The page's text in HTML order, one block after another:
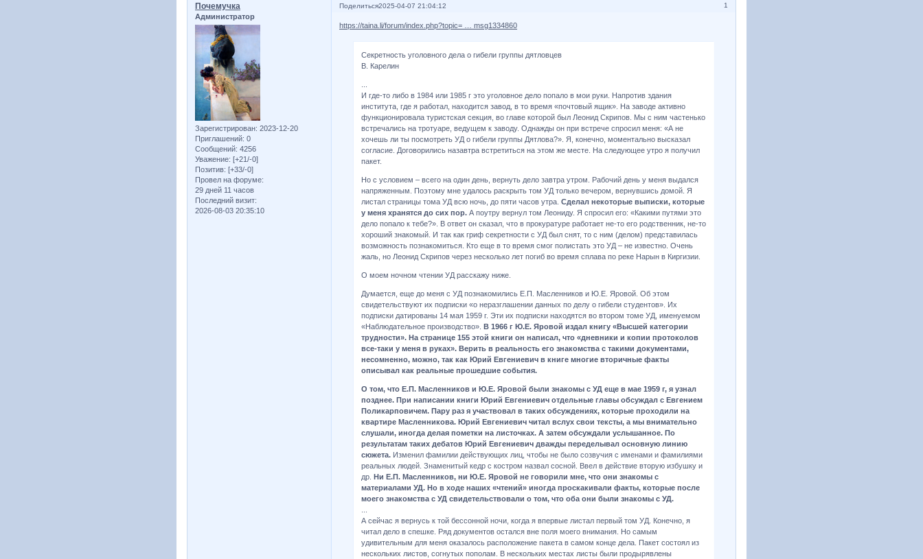
Поделиться 1
2025-04-07 21:04:12
Почемучка
Администратор
Зарегистрирован: 2023-12-20
Приглашений: 0
Сообщений: 4256
Уважение: [+21/-0]
Позитив: [+33/-0]
Провел на форуме:
29 дней 11 часов
Последний визит:
2026-08-03 20:35:10
https://taina.li/forum/index.php?topic= … msg1334860
Секретность уголовного дела о гибели группы дятловцев
В. Карелин
...
И где-то либо в 1984 или 1985 г это уголовное дело попало в мои руки. Напротив здания
института, где я работал, находится завод, в то время «почтовый ящик». На заводе активно
функционировала туристская секция, во главе которой был Леонид Скрипов. Мы с ним частенько
встречались на тротуаре, ведущем к заводу. Однажды он при встрече спросил меня: «А не
хочешь ли ты посмотреть УД о гибели группы Дятлова?». Я, конечно, моментально высказал
согласие. Договорились назавтра встретиться на этом же месте. На следующее утро я получил
пакет.
Но с условием – всего на один день, вернуть дело завтра утром. Рабочий день у меня выдался
напряженным. Поэтому мне удалось раскрыть том УД только вечером, вернувшись домой. Я
листал страницы тома УД всю ночь, до пяти часов утра. Сделал некоторые выписки, которые
у меня хранятся до сих пор. А поутру вернул том Леониду. Я спросил его: «Какими путями это
дело попало к тебе?». В ответ он сказал, что в прокуратуре работает не-то его родственник, не-то
хороший знакомый. И так как гриф секретности с УД был снят, то с ним (делом) представилась
возможность познакомиться. Кто еще в то время смог полистать это УД – не известно. Очень
жаль, но Леонид Скрипов через несколько лет погиб во время сплава по реке Нарын в Киргизии.
О моем ночном чтении УД расскажу ниже.
Думается, еще до меня с УД познакомились Е.П. Масленников и Ю.Е. Яровой. Об этом
свидетельствуют их подписки «о неразглашении данных по делу о гибели студентов». Их
подписки датированы 14 мая 1959 г. Эти их подписки находятся во втором томе УД, именуемом
«Наблюдательное производство». В 1966 г Ю.Е. Яровой издал книгу «Высшей категории
трудности». На странице 155 этой книги он написал, что «дневники и копии протоколов
все-таки у меня в руках». Верить в реальность его знакомства с такими документами,
несомненно, можно, так как Юрий Евгениевич в книге многие вторичные факты
описывал как реальные прошедшие события.
О том, что Е.П. Масленников и Ю.Е. Яровой были знакомы с УД еще в мае 1959 г, я узнал
позднее. При написании книги Юрий Евгениевич отдельные главы обсуждал с Евгением
Поликарповичем. Пару раз я участвовал в таких обсуждениях, которые проходили на
квартире Масленникова. Юрий Евгениевич читал вслух свои тексты, а мы внимательно
слушали, иногда делая пометки на листочках. А затем обсуждали услышанное. По
результатам таких дебатов Юрий Евгениевич дважды переделывал основную линию
сюжета.Изменил фамилии действующих лиц, чтобы не было созвучия с именами и фамилиями
реальных людей. Знаменитый кедр с костром назвал сосной. Ввел в действие вторую избушку и
др. Ни Е.П. Масленников, ни Ю.Е. Яровой не говорили мне, что они знакомы с
материалами УД. Но в ходе наших «чтений» иногда проскакивали факты, которые после
моего знакомства с УД свидетельствовали о том, что оба они были знакомы с УД.
...
А сейчас я вернусь к той бессонной ночи, когда я впервые листал первый том УД. Конечно, я
читал дело в спешке. Ряд документов остался вне поля моего внимания. Но самым
удивительным для меня оказалось расположение пакета в самом конце дела. Пакет состоял из
нескольких листов, согнутых пополам. В нескольких местах листы были продырявлены